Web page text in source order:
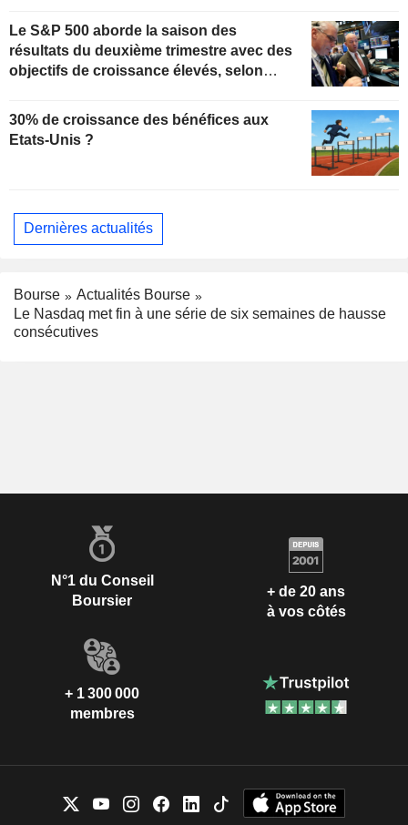
Le S&P 500 aborde la saison des
résultats du deuxième trimestre avec des
objectifs de croissance élevés, selon
30% de croissance des bénéfices aux
Etats-Unis ?
Dernières actualités
Bourse
Actualités Bourse
Le Nasdaq met fin à une série de six semaines de hausse
consécutives
N°1 du Conseil
Boursier
+ de 20 ans
à vos côtés
+ 1 300 000
membres